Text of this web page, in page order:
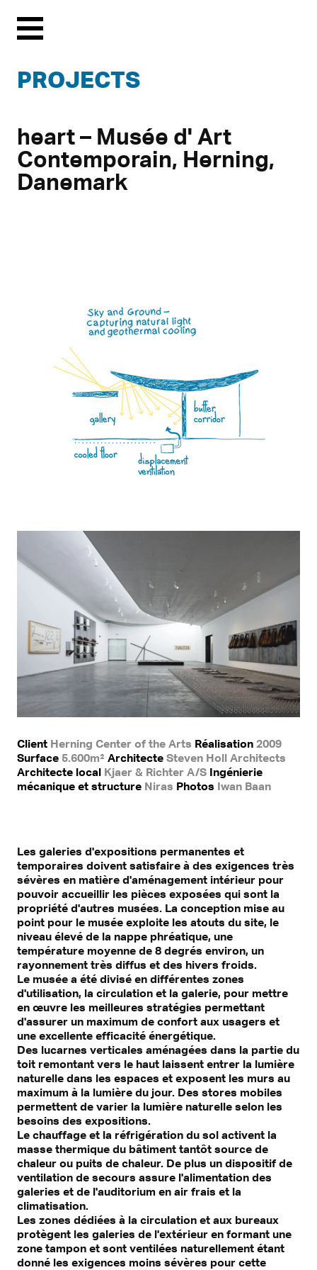
Menu
PROJECTS
heart – Musée d' Art
Contemporain, Herning,
Danemark
Client Herning Center of the Arts Réalisation 2009
Surface 5.600m² Architecte Steven Holl Architects
Architecte local Kjaer & Richter A/S Ingénierie
mécanique et structure Niras Photos Iwan Baan
Les galeries d'expositions permanentes et
temporaires doivent satisfaire à des exigences très
sévères en matière d'aménagement intérieur pour
pouvoir accueillir les pièces exposées qui sont la
propriété d'autres musées. La conception mise au
point pour le musée exploite les atouts du site, le
niveau élevé de la nappe phréatique, une
température moyenne de 8 degrés environ, un
rayonnement très diffus et des hivers froids.
Le musée a été divisé en différentes zones
d'utilisation, la circulation et la galerie, pour mettre
en œuvre les meilleures stratégies permettant
d'assurer un maximum de confort aux usagers et
une excellente efficacité énergétique.
Des lucarnes verticales aménagées dans la partie du
toit remontant vers le haut laissent entrer la lumière
naturelle dans les espaces et exposent les murs au
maximum à la lumière du jour. Des stores mobiles
permettent de varier la lumière naturelle selon les
besoins des expositions.
Le chauffage et la réfrigération du sol activent la
masse thermique du bâtiment tantôt source de
chaleur ou puits de chaleur. De plus un dispositif de
ventilation de secours assure l'alimentation des
galeries et de l'auditorium en air frais et la
climatisation.
Les zones dédiées à la circulation et aux bureaux
protègent les galeries de l'extérieur en formant une
zone tampon et sont ventilées naturellement étant
donné les exigences moins sévères pour cette